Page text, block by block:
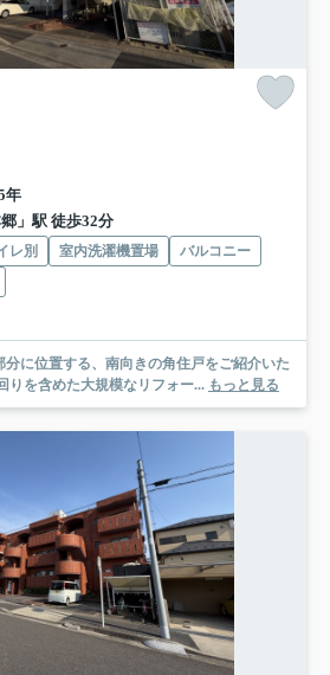
年
」駅 徒歩32分
レ別 室内洗濯機置場
バルコニー
分に位置する、南向きの角住戸をご紹介いた
りを含めた大規模なリフォー... もっと見る